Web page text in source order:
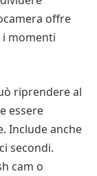
offre
momenti
riprendere al
essere
Include anche
secondi.
cam o